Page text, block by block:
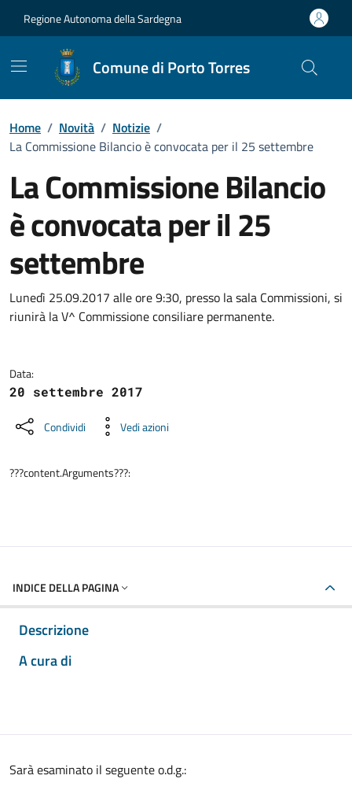
Regione Autonoma della Sardegna
Comune di Porto Torres
Home / Novità / Notizie /
La Commissione Bilancio è convocata per il 25 settembre
La Commissione Bilancio
è convocata per il 25
settembre
Dettagli della notizia
Lunedì 25.09.2017 alle ore 9:30, presso la sala Commissioni, si
riunirà la V^ Commissione consiliare permanente.
Data:
20 settembre 2017
Condividi Vedi azioni
???content.Arguments???:
INDICE DELLA PAGINA
Descrizione
A cura di
Sarà esaminato il seguente o.d.g.: